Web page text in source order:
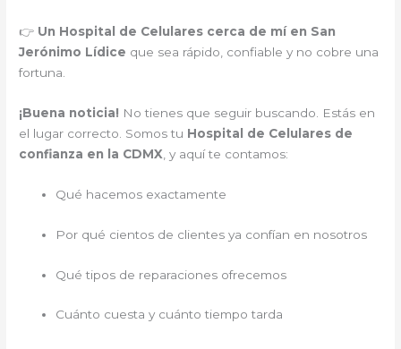
👉 Un Hospital de Celulares cerca de mí en San
Jerónimo Lídice que sea rápido, confiable y no cobre una
fortuna.
¡Buena noticia! No tienes que seguir buscando. Estás en
el lugar correcto. Somos tu Hospital de Celulares de
confianza en la CDMX , y aquí te contamos:
Qué hacemos exactamente
Por qué cientos de clientes ya confían en nosotros
Qué tipos de reparaciones ofrecemos
Cuánto cuesta y cuánto tiempo tarda